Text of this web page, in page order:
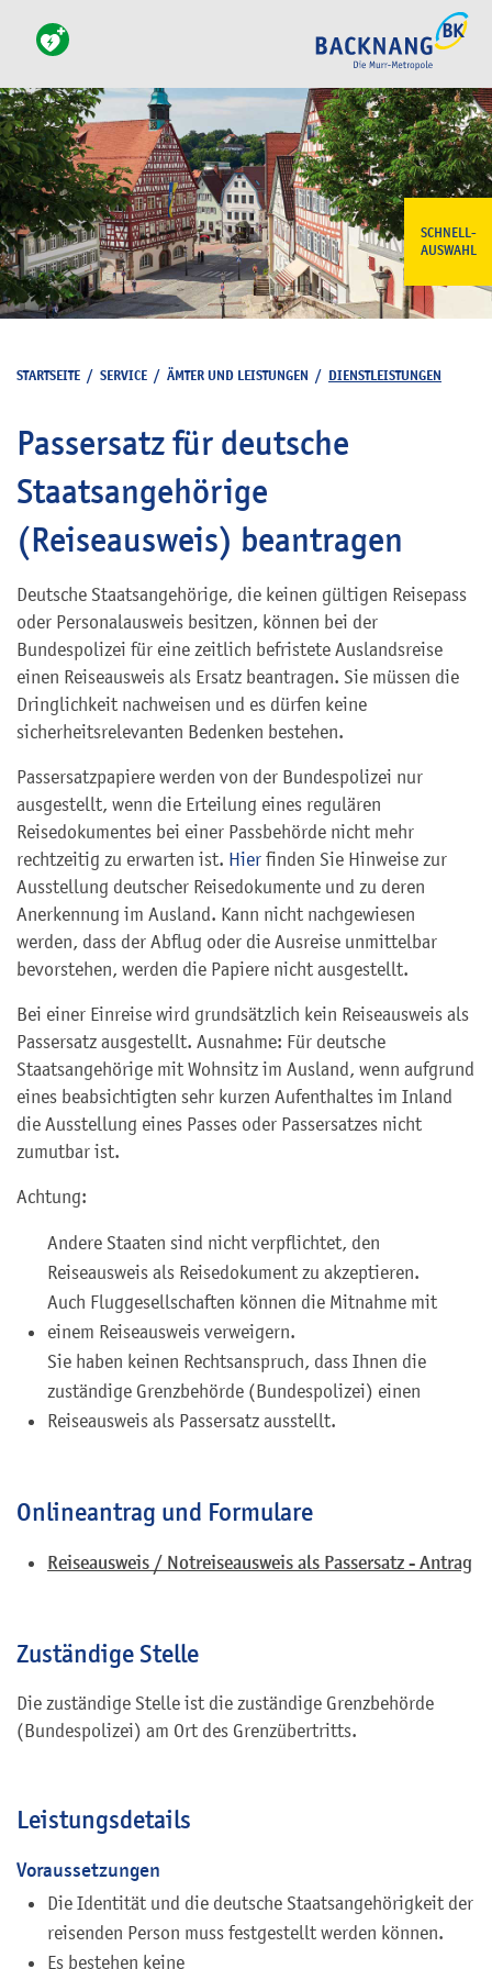
SCHNELL-
AUSWAHL
STARTSEITE / SERVICE / ÄMTER UND LEISTUNGEN / DIENSTLEISTUNGEN
Passersatz für deutsche
Staatsangehörige
(Reiseausweis) beantragen
Deutsche Staatsangehörige, die keinen gültigen Reisepass
oder Personalausweis besitzen, können bei der
Bundespolizei für eine zeitlich befristete Auslandsreise
einen Reiseausweis als Ersatz beantragen. Sie müssen die
Dringlichkeit nachweisen und es dürfen keine
sicherheitsrelevanten Bedenken bestehen.
Passersatzpapiere werden von der Bundespolizei nur
ausgestellt, wenn die Erteilung eines regulären
Reisedokumentes bei einer Passbehörde nicht mehr
rechtzeitig zu erwarten ist. Hier finden Sie Hinweise zur
Ausstellung deutscher Reisedokumente und zu deren
Anerkennung im Ausland. Kann nicht nachgewiesen
werden, dass der Abflug oder die Ausreise unmittelbar
bevorstehen, werden die Papiere nicht ausgestellt.
Bei einer Einreise wird grundsätzlich kein Reiseausweis als
Passersatz ausgestellt. Ausnahme: Für deutsche
Staatsangehörige mit Wohnsitz im Ausland, wenn aufgrund
eines beabsichtigten sehr kurzen Aufenthaltes im Inland
die Ausstellung eines Passes oder Passersatzes nicht
zumutbar ist.
Achtung:
Andere Staaten sind nicht verpflichtet, den
Reiseausweis als Reisedokument zu akzeptieren.
Auch Fluggesellschaften können die Mitnahme mit
einem Reiseausweis verweigern.
Sie haben keinen Rechtsanspruch, dass Ihnen die
zuständige Grenzbehörde (Bundespolizei) einen
Reiseausweis als Passersatz ausstellt.
Onlineantrag und Formulare
Reiseausweis / Notreiseausweis als Passersatz - Antrag
Zuständige Stelle
Die zuständige Stelle ist die zuständige Grenzbehörde
(Bundespolizei) am Ort des Grenzübertritts.
Leistungsdetails
Voraussetzungen
Die Identität und die deutsche Staatsangehörigkeit der
reisenden Person muss festgestellt werden können.
Es bestehen keine